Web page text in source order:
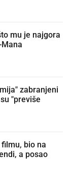
mu je najgora
zabranjeni
"previše
bio na
a posao